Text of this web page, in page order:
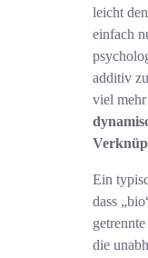
leicht
einfach
additiv
viel mehr
Ein
dass
die